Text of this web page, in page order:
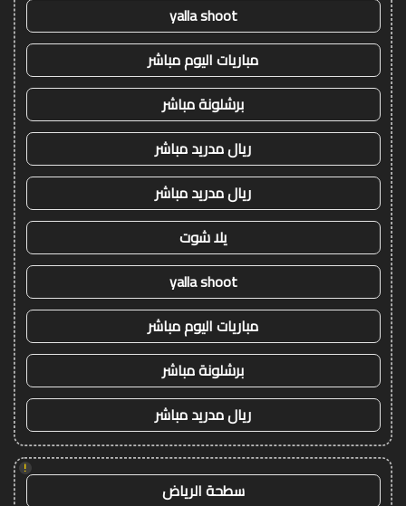
yalla shoot
مباريات اليوم مباشر
برشلونة مباشر
ريال مدريد مباشر
ريال مدريد مباشر
يلا شوت
yalla shoot
مباريات اليوم مباشر
برشلونة مباشر
ريال مدريد مباشر
!
سطحة الرياض